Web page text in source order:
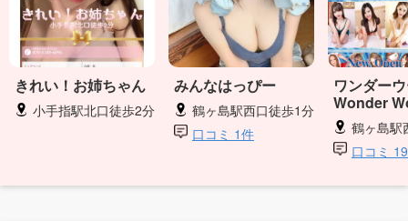
きれい！お姉ちゃん
小手指駅北口徒歩2分
みんなはっぴー
鶴ヶ島駅西口徒歩1分
口コミ 1件
ワンダー
Wonder
鶴ヶ島駅
口コミ